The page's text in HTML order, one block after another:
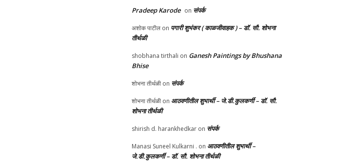
Pradeep Karode on संपर्क
अशोक पाटील on पगारी शुभंकर ( काळजीवाहक ) – डॉ. सौ. शोभना
तीर्थळी
shobhana tirthali on Ganesh Paintings by Bhushana
Bhise
शोभना तीर्थळी on संपर्क
शोभना तीर्थळी on आठवणीतील शुभार्थी – जे.डी.कुलकर्णी – डॉ. सौ.
शोभना तीर्थळी
shirish d. harankhedkar on संपर्क
Manasi Suneel Kulkarni . on आठवणीतील शुभार्थी –
जे.डी.कुलकर्णी – डॉ. सौ. शोभना तीर्थळी